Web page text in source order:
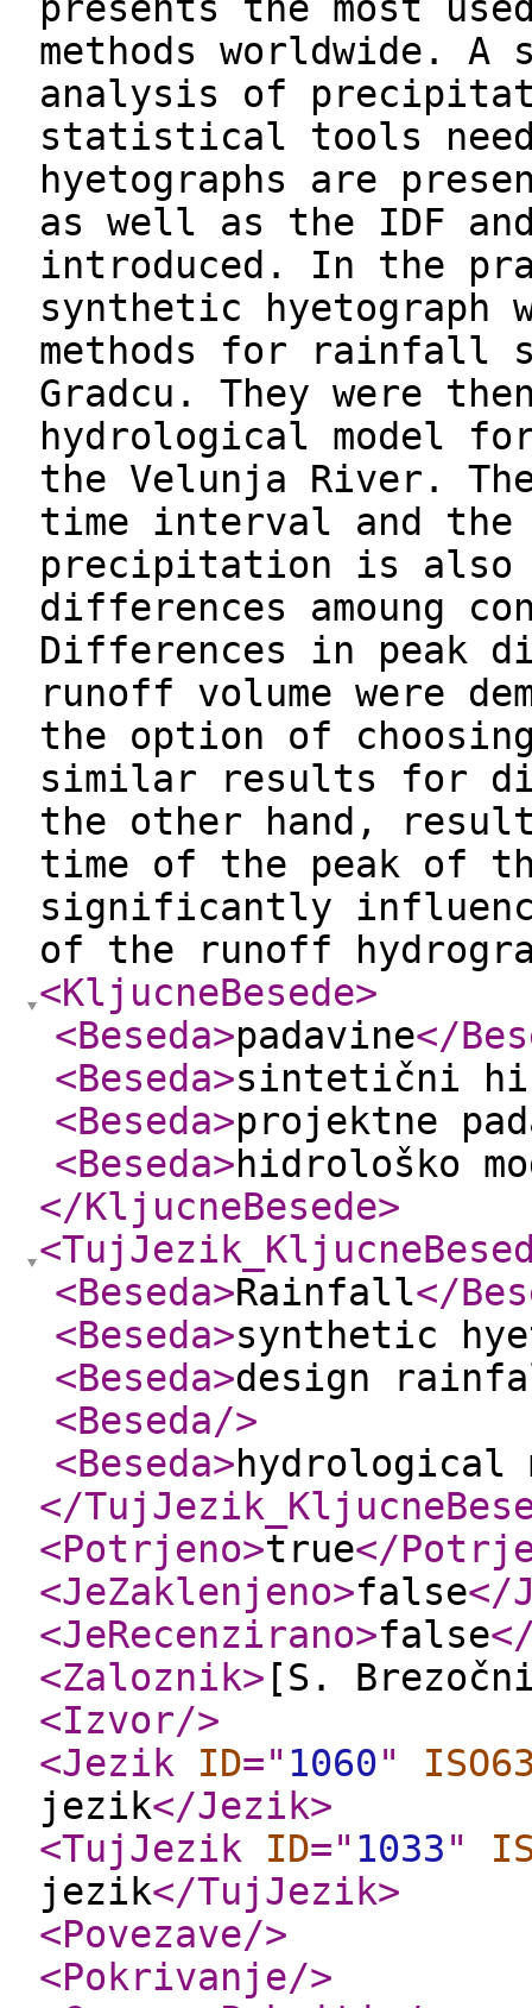
methods worldwide.
analysis of
statistical tools
hyetographs are
as well as the IDF
introduced. In the
synthetic hyetograph
methods for rainfall
Gradcu. They were
hydrological model
the Velunja River.
time interval and
precipitation is also
differences amoung
Differences in peak
runoff volume were
the option of
similar results for
the other hand,
time of the peak of
significantly
of the runoff
<KljucneBesede>
<Beseda>padavine</
<Beseda>sintetični
<Beseda>projektne
<Beseda>hidrološko
</KljucneBesede>
<Beseda>Rainfall</
<Beseda>synthetic
<Beseda>design
<Beseda/>
<Beseda>hydrological
</
<Potrjeno>true</
<JeZaklenjeno>false</
<JeRecenzirano>false
<Zaloznik> [S.
<Izvor/>
<Jezik
ID=" 1060"
jezik</Jezik>
<TujJezik
ID=" 1033"
jezik</TujJezik>
<Povezave/>
<Pokrivanje/>